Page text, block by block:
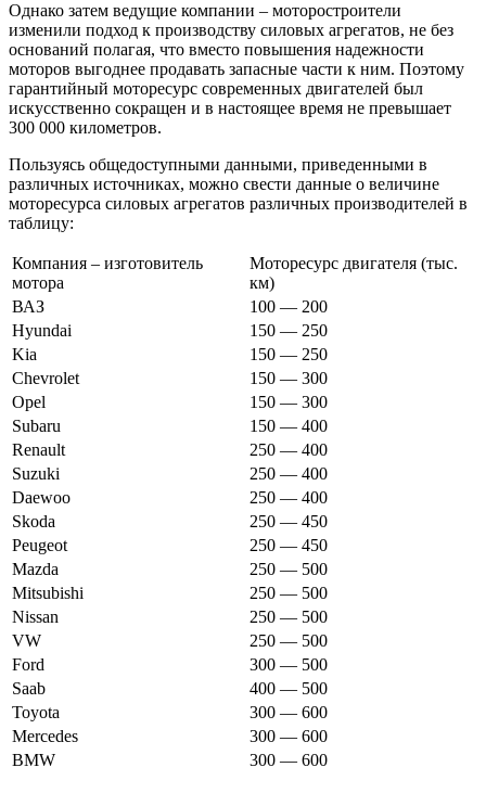
Однако затем ведущие компании – моторостроители
изменили подход к производству силовых агрегатов, не без
оснований полагая, что вместо повышения надежности
моторов выгоднее продавать запасные части к ним. Поэтому
гарантийный моторесурс современных двигателей был
искусственно сокращен и в настоящее время не превышает
300 000 километров.
Пользуясь общедоступными данными, приведенными в
различных источниках, можно свести данные о величине
моторесурса силовых агрегатов различных производителей в
таблицу:
Компания – изготовитель
мотора
Моторесурс двигателя (тыс.
км)
ВАЗ
100 — 200
Hyundai
150 — 250
Kia
150 — 250
Chevrolet
150 — 300
Opel
150 — 300
Subaru
150 — 400
Renault
250 — 400
Suzuki
250 — 400
Daewoo
250 — 400
Skoda
250 — 450
Peugeot
250 — 450
Mazda
250 — 500
Mitsubishi
250 — 500
Nissan
250 — 500
VW
250 — 500
Ford
300 — 500
Saab
400 — 500
Toyota
300 — 600
Mercedes
300 — 600
BMW
300 — 600